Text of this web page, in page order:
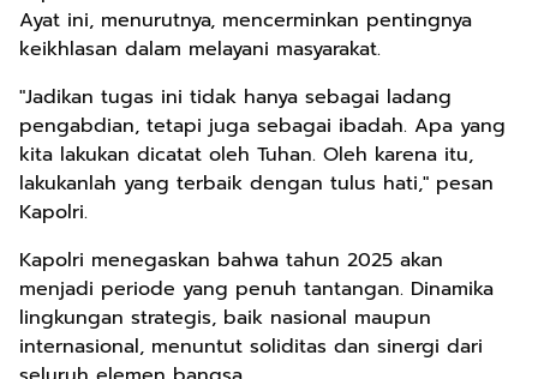
Ayat ini, menurutnya, mencerminkan pentingnya
keikhlasan dalam melayani masyarakat.
"Jadikan tugas ini tidak hanya sebagai ladang
pengabdian, tetapi juga sebagai ibadah. Apa yang
kita lakukan dicatat oleh Tuhan. Oleh karena itu,
lakukanlah yang terbaik dengan tulus hati," pesan
Kapolri.
Kapolri menegaskan bahwa tahun 2025 akan
menjadi periode yang penuh tantangan. Dinamika
lingkungan strategis, baik nasional maupun
internasional, menuntut soliditas dan sinergi dari